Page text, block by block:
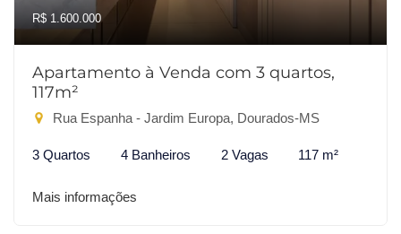
R$ 1.600.000
Apartamento à Venda com 3 quartos,
117m²
Rua Espanha - Jardim Europa, Dourados-MS
3 Quartos 4 Banheiros 2 Vagas 117 m²
Mais informações